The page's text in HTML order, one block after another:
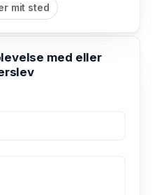
mit sted
med eller